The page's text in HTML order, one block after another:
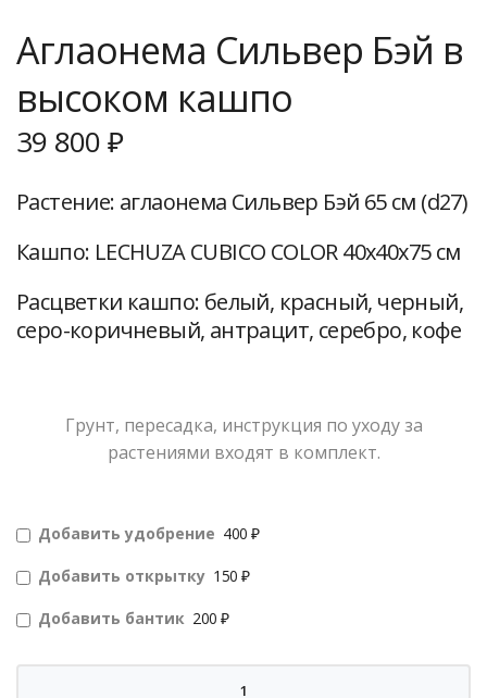
Аглаонема Сильвер Бэй в
высоком кашпо
39 800₽
Растение: аглаонема Сильвер Бэй 65 см (d27)
Кашпо: LECHUZA CUBICO COLOR 40х40х75 см
Расцветки кашпо: белый, красный, черный,
серо-коричневый, антрацит, серебро, кофе
Грунт, пересадка, инструкция по уходу за
растениями входят в комплект.
Добавить удобрение 400 ₽
Добавить открытку 150 ₽
Добавить бантик 200 ₽